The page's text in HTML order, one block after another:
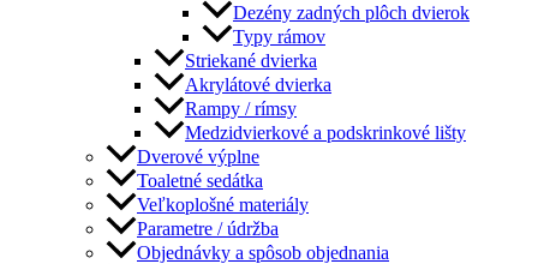
Dezény zadných plôch dvierok
Typy rámov
Striekané dvierka
Akrylátové dvierka
Rampy / rímsy
Medzidvierkové a podskrinkové lišty
Dverové výplne
Toaletné sedátka
Veľkoplošné materiály
Parametre / údržba
Objednávky a spôsob objednania